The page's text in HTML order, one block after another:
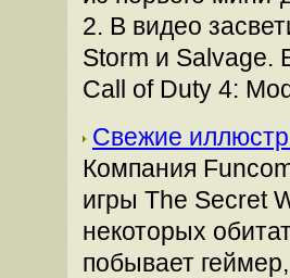
2. В видео
Storm и Salvage.
Call of Duty 4:
Свежие
Компания
игры The Secret
некоторых
побывает